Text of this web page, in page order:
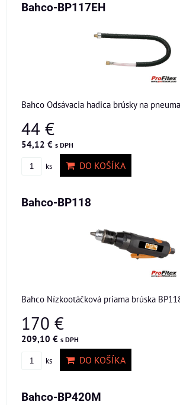
Bahco-BP117EH
Bahco Odsávacia hadica brúsky na
44 €
54,12 € s DPH
ks DO KOŠÍKA
Bahco-BP118
Bahco Nízkootáčková priama brúska
170 €
209,10 € s DPH
ks DO KOŠÍKA
Bahco-BP420M